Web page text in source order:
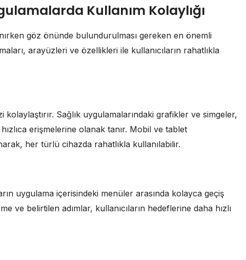
Kullanım Kolaylığı
göz önünde bulundurulması gereken en önemli
arayüzleri ve özellikleri ile kullanıcıların rahatlıkla
kolaylaştırır. Sağlık uygulamalarındaki grafikler ve simgeler,
erişmelerine olanak tanır. Mobil ve tablet
her türlü cihazda rahatlıkla kullanılabilir.
uygulama içerisindeki menüler arasında kolayca geçiş
ve belirtilen adımlar, kullanıcıların hedeflerine daha hızlı